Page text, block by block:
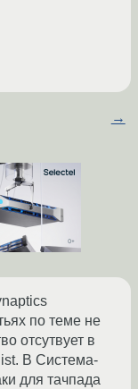
→
по теме не
отсутвует в
В Система-
для тачпада